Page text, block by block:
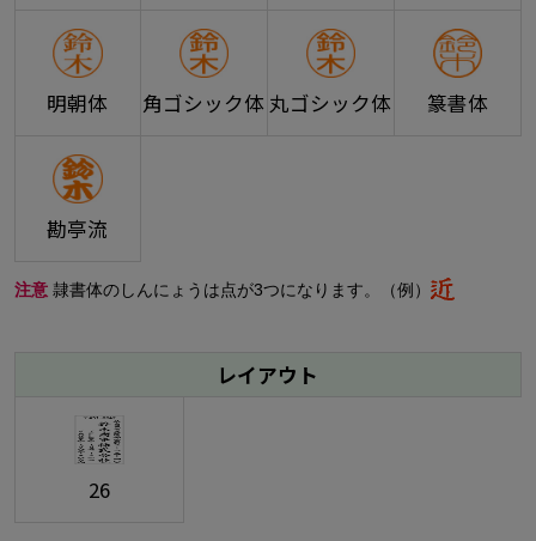
明朝体 角ゴシック体 丸ゴシック体 篆書体
勘亭流
注意隷書体のしんにょうは点が3つになります。（例）
レイアウト
26